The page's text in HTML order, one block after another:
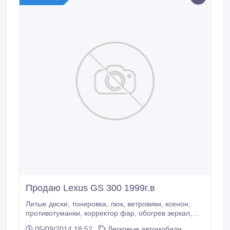
Действует гибкая система скидок.
Продаю Lexus GS 300 1999г.в
Литые диски, тонировка, люк, ветровики, ксенон,
противотуманки, корректор фар, обогрев зеркал,